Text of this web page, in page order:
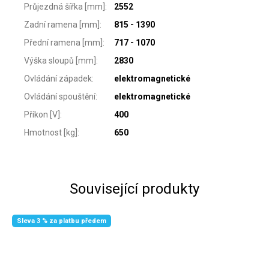
Průjezdná šířka [mm]:
2552
Zadní ramena [mm]:
815 - 1390
Přední ramena [mm]:
717 - 1070
Výška sloupů [mm]:
2830
Ovládání západek:
elektromagnetické
Ovládání spouštění:
elektromagnetické
Příkon [V]:
400
Hmotnost [kg]: 650
Související produkty
Sleva 3 % za platbu předem